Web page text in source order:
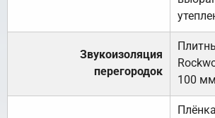
Звукоизоляция
перегородок
100